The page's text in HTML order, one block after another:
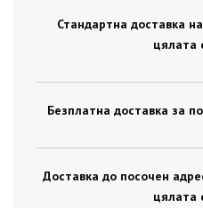
Стандартна доставка
цялата
Безплатна доставка за
Доставка до посочен
цялата